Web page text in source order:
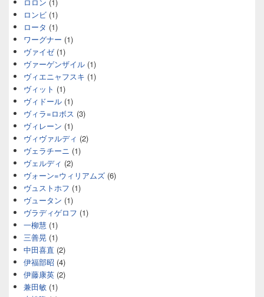
ロロン (1)
ロンビ (1)
ロータ (1)
ワーグナー (1)
ヴァイゼ(1)
ヴァーゲンザイル (1)
ヴィエニャフスキ (1)
ヴィット (1)
ヴィドール (1)
ヴィラ=ロボス (3)
ヴィレーン (1)
ヴィヴァルディ (2)
ヴェラチーニ (1)
ヴェルディ (2)
ヴォーン=ウィリアムズ (6)
ヴュストホフ (1)
ヴュータン (1)
ヴラディゲロフ (1)
一柳慧 (1)
三善晃 (1)
中田喜直 (2)
伊福部昭 (4)
伊藤康英 (2)
兼田敏 (1)